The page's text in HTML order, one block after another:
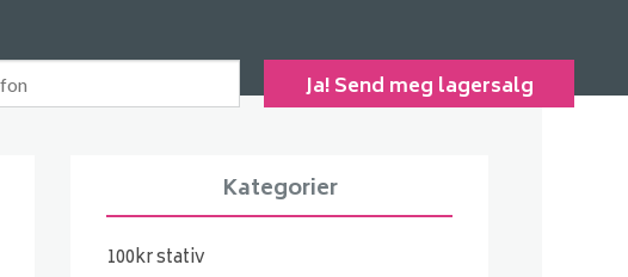
Kategorier
100kr stativ